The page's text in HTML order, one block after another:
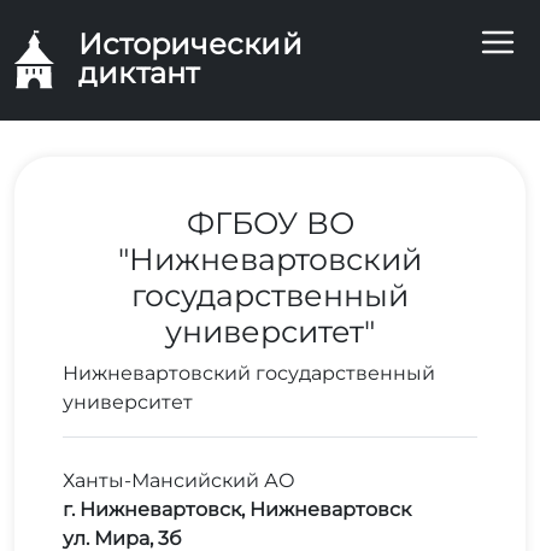
Исторический
диктант
ФГБОУ ВО
"Нижневартовский
государственный
университет"
Нижневартовский государственный
университет
Ханты-Мансийский АО
г. Нижневартовск, Нижневартовск
ул. Мира, 3б